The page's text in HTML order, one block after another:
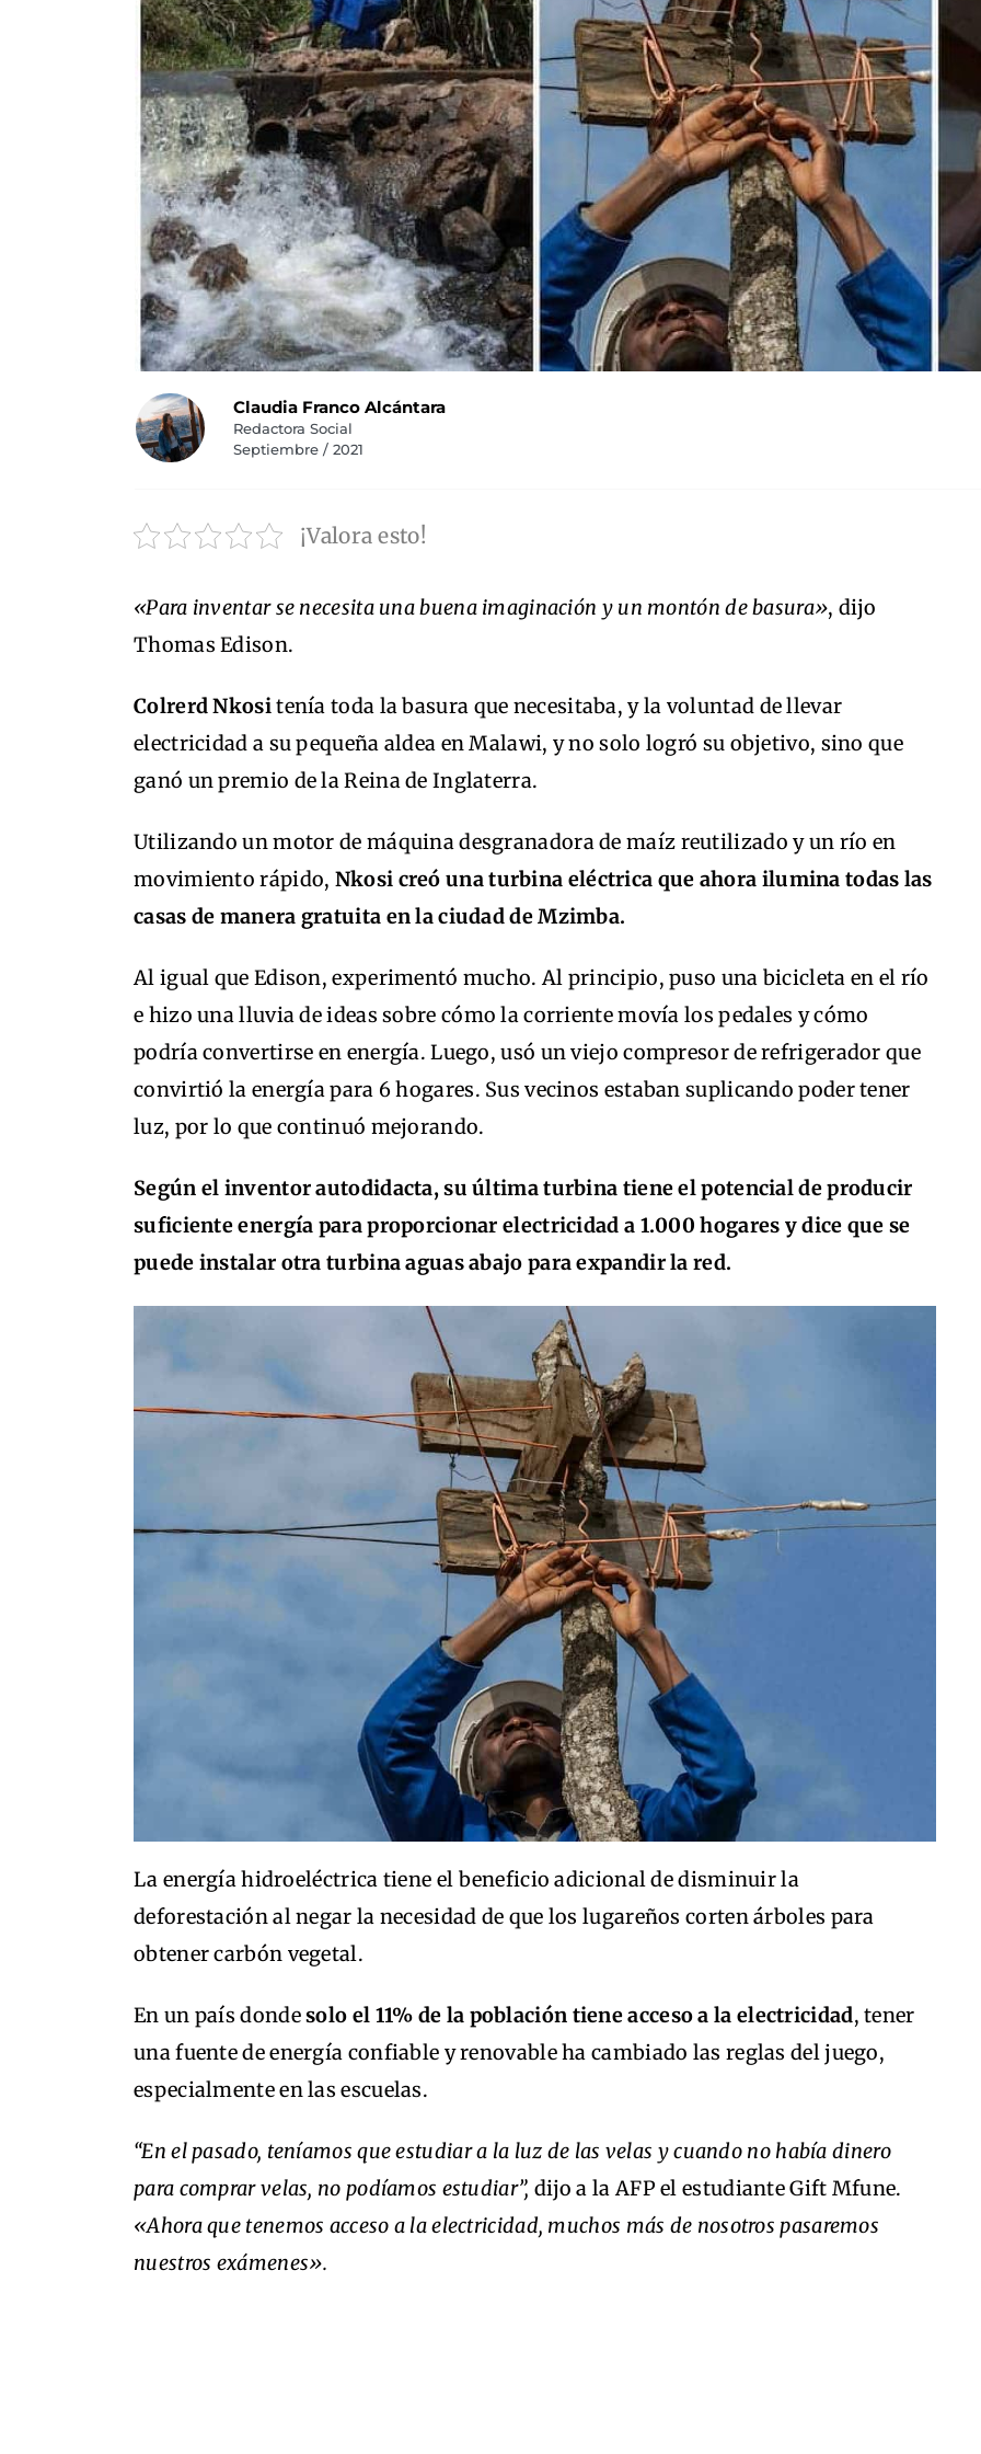
Claudia Franco Alcántara
Redactora Social
Septiembre / 2021
¡Valora esto!
«Para inventar se necesita una buena imaginación y un montón de basura», dijo
Thomas Edison.
Colrerd Nkositenía toda la basura que necesitaba, y la voluntad de llevar
electricidad a su pequeña aldea en Malawi, y no solo logró su objetivo, sino que
ganó un premio de la Reina de Inglaterra.
Utilizando un motor de máquina desgranadora de maíz reutilizado y un río en
movimiento rápido, Nkosi creó una turbina eléctrica que ahora ilumina todas las
casas de manera gratuita en la ciudad de Mzimba.
Al igual que Edison, experimentó mucho. Al principio, puso una bicicleta en el río
e hizo una lluvia de ideas sobre cómo la corriente movía los pedales y cómo
podría convertirse en energía. Luego, usó un viejo compresor de refrigerador que
convirtió la energía para 6 hogares. Sus vecinos estaban suplicando poder tener
luz, por lo que continuó mejorando.
Según el inventor autodidacta, su última turbina tiene el potencial de producir
suficiente energía para proporcionar electricidad a 1.000 hogares y dice que se
puede instalar otra turbina aguas abajo para expandir la red.
La energía hidroeléctrica tiene el beneficio adicional de disminuir la
deforestación al negar la necesidad de que los lugareños corten árboles para
obtener carbón vegetal.
En un país dondesolo el 11% de la población tiene acceso a la electricidad, tener
una fuente de energía confiable y renovable ha cambiado las reglas del juego,
especialmente en las escuelas.
“En el pasado, teníamos que estudiar a la luz de las velas y cuando no había dinero
para comprar velas, no podíamos estudiar”, dijo a la AFP el estudiante Gift Mfune.
«Ahora que tenemos acceso a la electricidad, muchos más de nosotros pasaremos
nuestros exámenes».